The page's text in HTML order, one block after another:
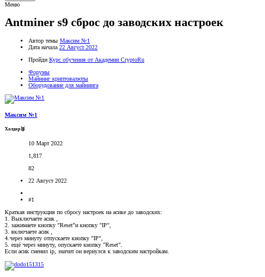
Меню
Antminer s9 сброс до заводских настроек
Автор темы Максим №1
Дата начала 22 Август 2022
Пройди Курс обучения от Академии CryptoRu
Форумы
Майнинг криптовалюты
Оборудование для майнинга
Максим №1
Холдер🥉
10 Март 2022
1,817
82
22 Август 2022
#1
Краткая инструкция по сбросу настроек на асике до заводских:
1. Выключаете асик ,
2. зажимаете кнопку "Reset"и кнопку "IP",
3. включаете асик ,
4.через минуту отпускаете кнопку "IP",
5. ещё через минуту, опускаете кнопку "Reset".
Если асик сменил ip, значит он вернулся к заводским настройкам.